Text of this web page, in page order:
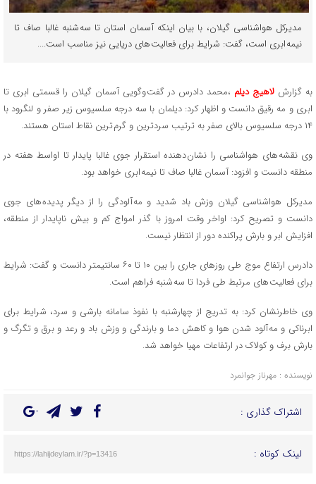
مدیرکل هواشناسی گیلان، با بیان اینکه آسمان استان تا سه شنبه غالبا صاف تا
نیمه ابری است، گفت: شرایط برای فعالیت های دریایی نیز مناسب است....
به گزارش لاهیج دیلم ،محمد دادرس در گفت وگویی آسمان گیلان را قسمتی ابری تا
ابری و مه رقیق دانست و اظهار کرد: دیلمان با سه درجه سلسیوس زیر صفر و لنگرود با
۱۴ درجه سلسیوس بالای صفر به ترتیب سردترین و گرم ترین نقاط استان هستند.
وی نقشه های هواشناسی را نشان دهنده استقرار جوی غالبا پایدار تا اواسط هفته در
منطقه دانست و افزود: آسمان غالبا صاف تا نیمه ابری خواهد بود.
مدیرکل هواشناسی گیلان وزش باد شدید و مه آلودگی را از دیگر پدیده های جوی
دانست و تصریح کرد: اواخر وقت امروز با گذر امواج کم و بیش ناپایدار از منطقه،
افزایش ابر و بارش پراکنده دور از انتظار نیست.
دادرس ارتفاع موج طی روزهای جاری را بین ۱۰ تا ۶۰ سانتیمتر دانست و گفت: شرایط
برای فعالیت های مرتبط طی فردا تا سه شنبه فراهم است.
وی خاطرنشان کرد: به تدریج از چهارشنبه با نفوذ سامانه بارشی و سرد، شرایط برای
ابرناکی و مه آلود شدن هوا و کاهش دما و بارندگی و وزش باد و رعد و برق و تگرگ و
بارش برف و کولاک در ارتفاعات مهیا خواهد شد.
نویسنده : مهرناز جوانمرد
اشتراک گذاری :
لینک کوتاه : https://lahijdeylam.ir/?p=13416